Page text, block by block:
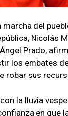
del
Nicolás
Prado,
los embates
sus
la lluvia
en que